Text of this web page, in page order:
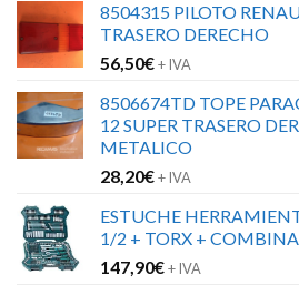
8504315 PILOTO
TRASERO DERECHO
56,50€+ IVA
8506674TD TOPE
12 SUPER TRASERO
METALICO
28,20€+ IVA
ESTUCHE
1/2 + TORX +
147,90€+ IVA